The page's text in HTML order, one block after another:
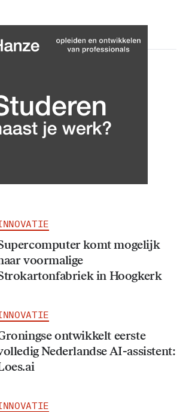
artikelen
Grip op data en informatie:
Data en
komt mogelijk
voormalige
in Hoogkerk
ontwikkelt eerste
Nederlandse AI-assistent: